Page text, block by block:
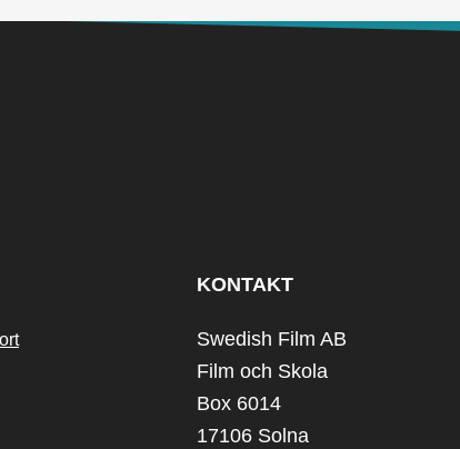
KONTAKT
Swedish Film AB
Film och Skola
Box 6014
17106 Solna